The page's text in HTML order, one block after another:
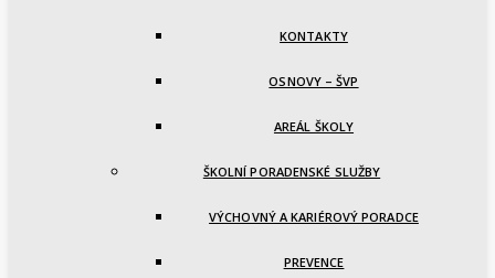
KONTAKTY
OSNOVY – ŠVP
AREÁL ŠKOLY
ŠKOLNÍ PORADENSKÉ SLUŽBY
VÝCHOVNÝ A KARIÉROVÝ PORADCE
PREVENCE